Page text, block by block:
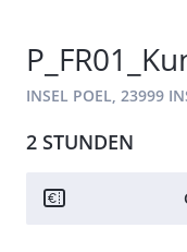
INSEL POEL, 23999
2 STUNDEN